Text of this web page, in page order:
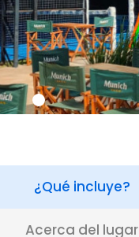
¿Qué incluye?
Acerca del lugar